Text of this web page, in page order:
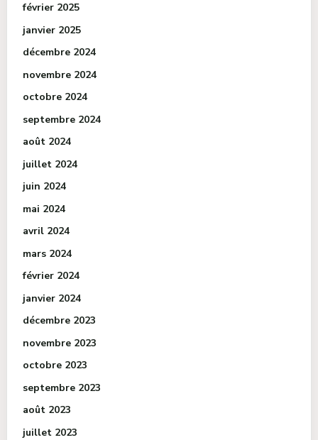
février 2025
janvier 2025
décembre 2024
novembre 2024
octobre 2024
septembre 2024
août 2024
juillet 2024
juin 2024
mai 2024
avril 2024
mars 2024
février 2024
janvier 2024
décembre 2023
novembre 2023
octobre 2023
septembre 2023
août 2023
juillet 2023